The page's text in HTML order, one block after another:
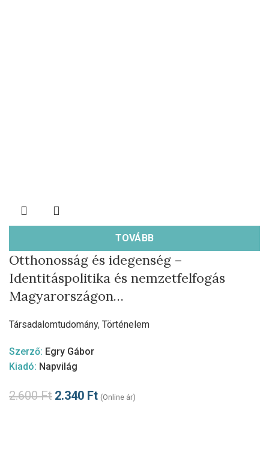
TOVÁBB
Otthonosság és idegenség –
Identitáspolitika és nemzetfelfogás
Magyarországon…
Társadalomtudomány, Történelem
Szerző: Egry Gábor
Kiadó: Napvilág
2.600Ft 2.340 Ft (Online ár)